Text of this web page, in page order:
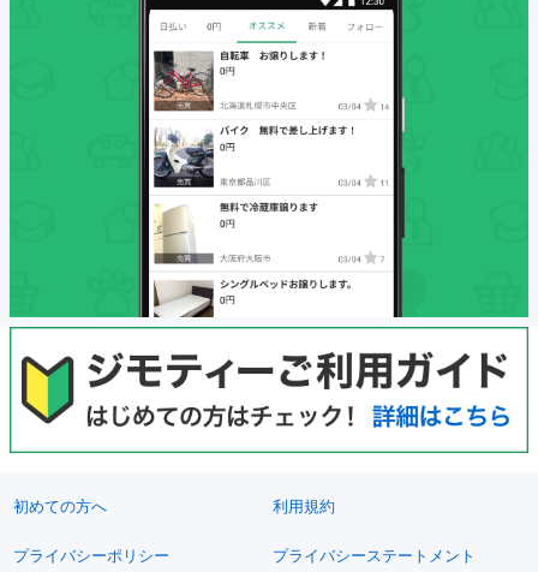
初めての方へ 利用規約
プライバシーポリシー プライバシーステートメント